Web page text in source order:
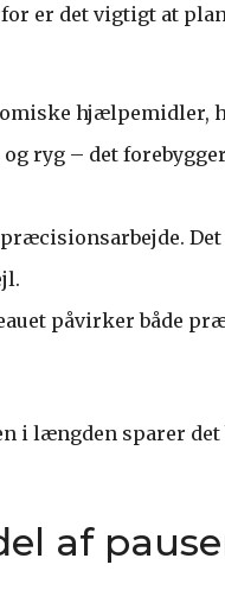
er det vigtigt at
hjælpemidler,
ryg – det
Det
påvirker både
i længden sparer
af